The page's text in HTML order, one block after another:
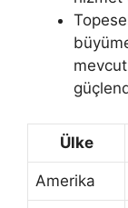
mevcut
Ülke
Amerika